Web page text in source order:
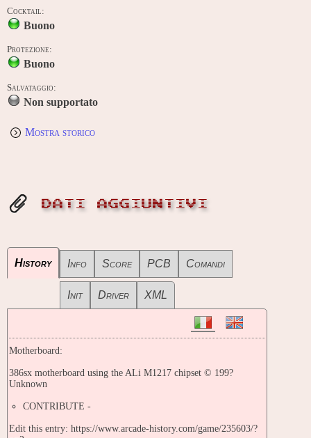
Cocktail:
Buono
Protezione:
Buono
Salvataggio:
Non supportato
Mostra storico
DATI AGGIUNTIVI
History Info Score PCB Comandi
Init Driver XML
Motherboard:
386sx motherboard using the ALi M1217 chipset © 199?
Unknown
CONTRIBUTE -
Edit this entry: https://www.arcade-history.com/game/235603/?